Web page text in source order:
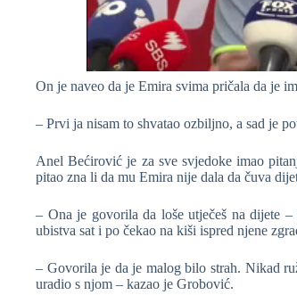
On je naveo da je Emira svima pričala da je
– Prvi ja nisam to shvatao ozbiljno, a sad je
Anel Bećirović je za sve svjedoke imao
pitao zna li da mu Emira nije dala da čuva
– Ona je govorila da loše utječeš na dijete
ubistva sat i po čekao na kiši ispred njene
– Govorila je da je malog bilo strah. Nikad
uradio s njom – kazao je Grobović.